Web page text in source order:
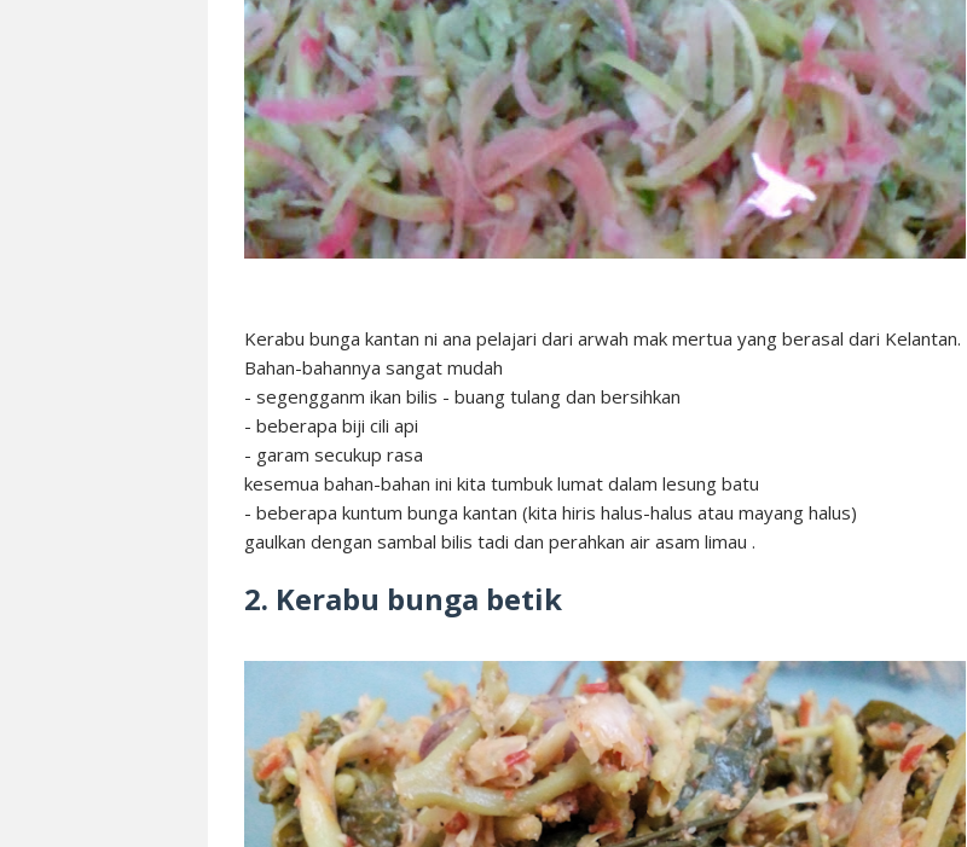
Kerabu bunga kantan ni ana pelajari dari arwah mak mertua yang berasal dari Kelantan.
Bahan-bahannya sangat mudah
- segengganm ikan bilis - buang tulang dan bersihkan
- beberapa biji cili api
- garam secukup rasa
kesemua bahan-bahan ini kita tumbuk lumat dalam lesung batu
- beberapa kuntum bunga kantan (kita hiris halus-halus atau mayang halus)
gaulkan dengan sambal bilis tadi dan perahkan air asam limau .
2. Kerabu bunga betik